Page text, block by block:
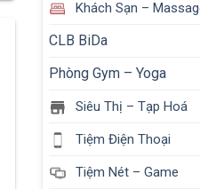
Khách Sạn –
CLB BiDa
Phòng Gym – Yoga
Siêu Thị – Tạp Hoá
Tiệm Điện Thoại
Tiệm Nét – Game